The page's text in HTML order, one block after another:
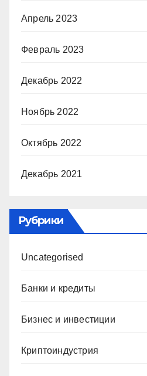
Апрель 2023
Февраль 2023
Декабрь 2022
Ноябрь 2022
Октябрь 2022
Декабрь 2021
Рубрики
Uncategorised
Банки и кредиты
Бизнес и инвестиции
Криптоиндустрия